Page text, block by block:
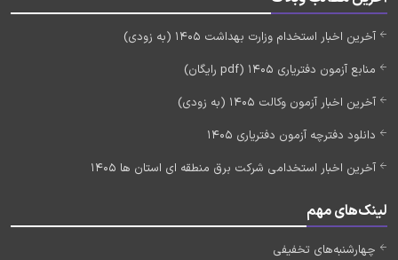
آخرین اخبار استخدام وزارت بهداشت 1405 (به زودی)
منابع آزمون دفتریاری 1405 (pdf رایگان)
آخرین اخبار آزمون وکالت 1405 (به زودی)
دانلود دفترچه آزمون دفتریاری 1405
آخرین اخبار استخدامی شرکت برق منطقه ای استان ها 1405
لینک‌های مهم
چهارشنبه‌های تخفیفی